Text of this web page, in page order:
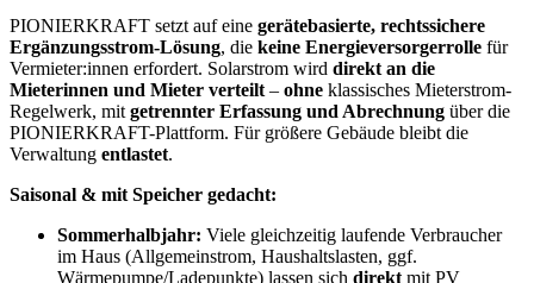
PIONIERKRAFT setzt auf eine gerätebasierte, rechtssichere
Ergänzungsstrom-Lösung, die keine Energieversorgerrolle für
Vermieter:innen erfordert. Solarstrom wird direkt an die
Mieterinnen und Mieter verteilt – ohne klassisches Mieterstrom-
Regelwerk, mit getrennter Erfassung und Abrechnung über die
PIONIERKRAFT-Plattform. Für größere Gebäude bleibt die
Verwaltung entlastet.
Saisonal & mit Speicher gedacht:
Sommerhalbjahr: Viele gleichzeitig laufende Verbraucher
im Haus (Allgemeinstrom, Haushaltslasten, ggf.
Wärmepumpe/Ladepunkte) lassen sich direkt mit PV